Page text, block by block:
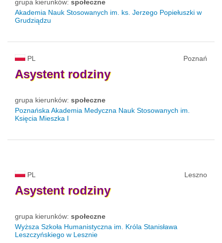
grupa kierunków: społeczne
Akademia Nauk Stosowanych im. ks. Jerzego Popiełuszki w
Grudziądzu
PL Poznań
Asystent rodziny
grupa kierunków: społeczne
Poznańska Akademia Medyczna Nauk Stosowanych im.
Księcia Mieszka I
PL Leszno
Asystent rodziny
grupa kierunków: społeczne
Wyższa Szkoła Humanistyczna im. Króla Stanisława
Leszczyńskiego w Lesznie